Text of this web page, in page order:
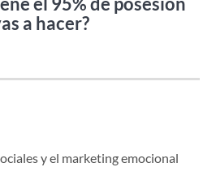
a hacer?
y el marketing emocional